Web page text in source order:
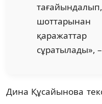
сұратылады»,
Дина Құсайынова